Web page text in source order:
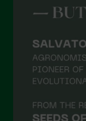
Luglio 2021
Aprile 2021
Febbraio 2021